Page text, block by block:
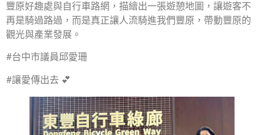
豐原好趣處與自行車路網，描繪出一張遊憩地圖，讓遊客不
再是騎過路過，而是真正讓人流騎進我們豐原，帶動豐原的
觀光與產業發展。
#台中市議員邱愛珊
#讓愛傳出去 💕